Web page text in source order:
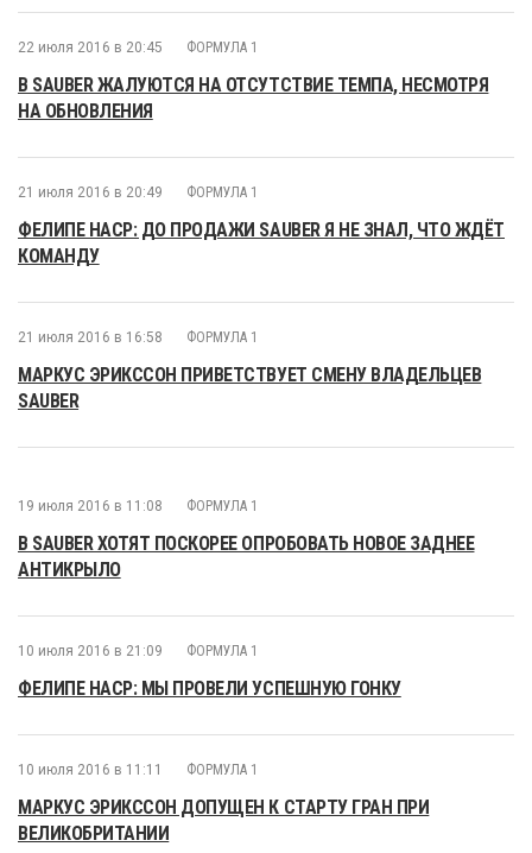
22 июля 2016 в 20:45 ФОРМУЛА 1
В SAUBER ЖАЛУЮТСЯ НА ОТСУТСТВИЕ ТЕМПА, НЕСМОТРЯ
НА ОБНОВЛЕНИЯ
21 июля 2016 в 20:49 ФОРМУЛА 1
ФЕЛИПЕ НАСР: ДО ПРОДАЖИ SAUBER Я НЕ ЗНАЛ, ЧТО ЖДЁТ
КОМАНДУ
21 июля 2016 в 16:58 ФОРМУЛА 1
МАРКУС ЭРИКССОН ПРИВЕТСТВУЕТ СМЕНУ ВЛАДЕЛЬЦЕВ
SAUBER
19 июля 2016 в 11:08 ФОРМУЛА 1
В SAUBER ХОТЯТ ПОСКОРЕЕ ОПРОБОВАТЬ НОВОЕ ЗАДНЕЕ
АНТИКРЫЛО
10 июля 2016 в 21:09 ФОРМУЛА 1
ФЕЛИПЕ НАСР: МЫ ПРОВЕЛИ УСПЕШНУЮ ГОНКУ
10 июля 2016 в 11:11 ФОРМУЛА 1
МАРКУС ЭРИКССОН ДОПУЩЕН К СТАРТУ ГРАН ПРИ
ВЕЛИКОБРИТАНИИ